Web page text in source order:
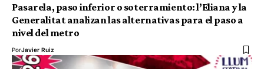
Pasarela, paso inferior o soterramiento: l’Eliana y la
Generalitat analizan las alternativas para el paso a
nivel del metro
PorJavier Ruiz